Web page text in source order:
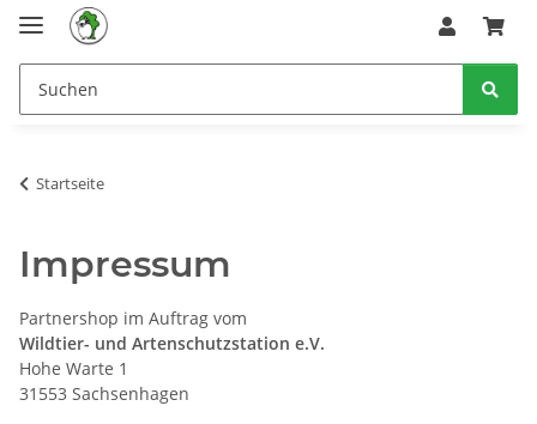
Startseite
Impressum
Partnershop im Auftrag vom
Wildtier- und Artenschutzstation e.V.
Hohe Warte 1
31553 Sachsenhagen